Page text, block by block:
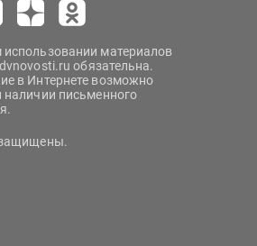
материалов
обязательна.
в Интернете возможно
наличии письменного